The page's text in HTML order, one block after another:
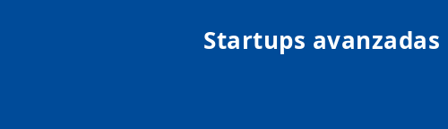
Startups avanzadas